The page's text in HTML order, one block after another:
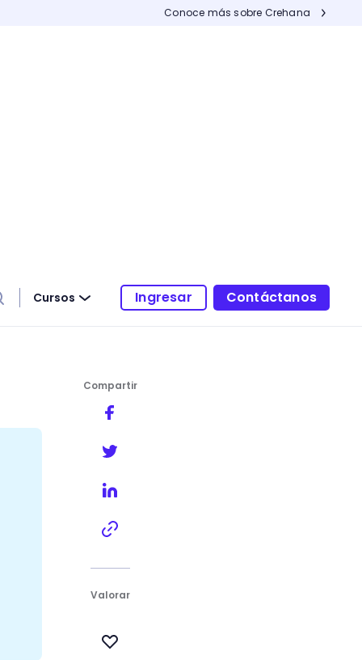
Conoce más sobre Crehana
Cursos Ingresar Contáctanos
Compartir
Valorar